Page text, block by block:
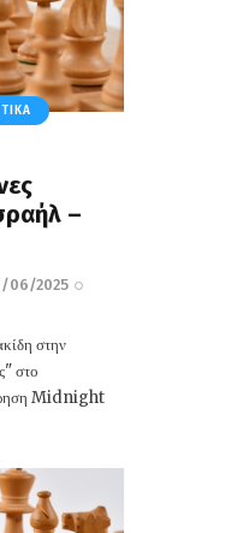
–
06/2025
στην
στο
Midnight